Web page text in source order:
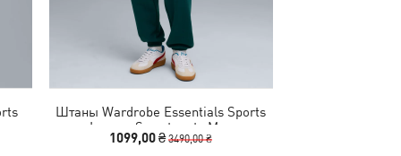
Штаны Wardrobe Essentials Sports
Legacy Sweatpants Men
1099,00 ₴3490,00 ₴